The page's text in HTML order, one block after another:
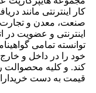
کار اینترنتی مانند
صنعت، معدن و
اینترنتی و عضویت در
توانسته تمامی
خود را در داخل و
کند. و کلیه محصوالت
قیمت به دست